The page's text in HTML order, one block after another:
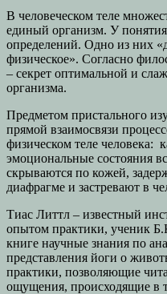
В человеческом теле
единый организм. У
определений. Одно из них
физическое». Согласно
– секрет оптимальной и
организма.
Предметом пристального
прямой взаимосвязи
физическом теле человека:
эмоциональные состояния
скрываются по кожей,
диафрагме и застревают в
Тиас Литтл – известный
опытом практики, ученик
книге научные знания по
представления йоги о
практики, позволяющие
ощущения, происходящие в